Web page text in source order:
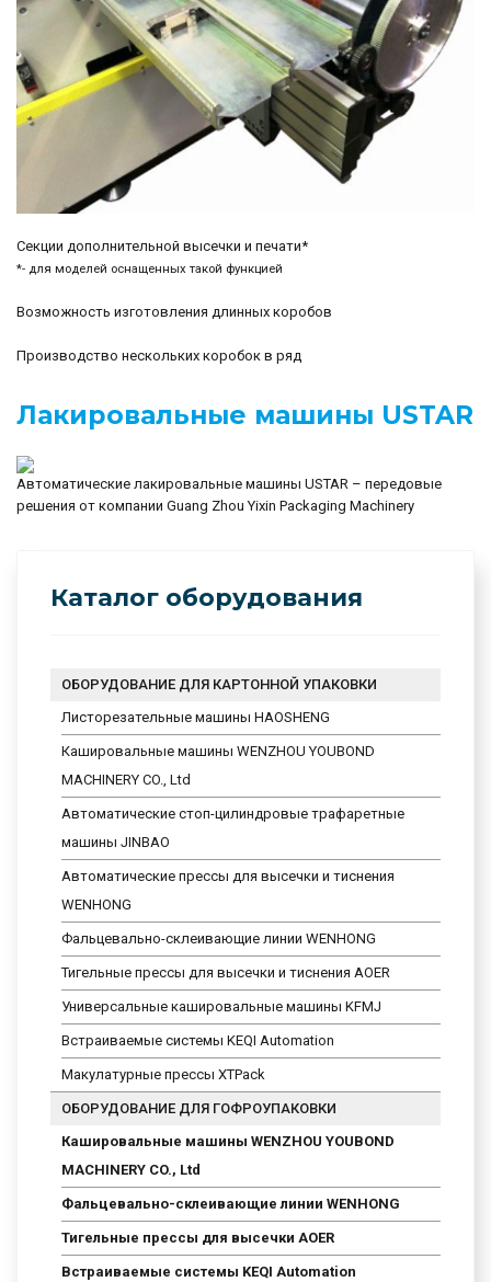
Секции дополнительной высечки и печати*
*- для моделей оснащенных такой функцией
Возможность изготовления длинных коробов
Производство нескольких коробок в ряд
Лакировальные машины USTAR
Автоматические лакировальные машины USTAR – передовые
решения от компании Guang Zhou Yixin Packaging Machinery
Каталог оборудования
ОБОРУДОВАНИЕ ДЛЯ КАРТОННОЙ УПАКОВКИ
Листорезательные машины HAOSHENG
Кашировальные машины WENZHOU YOUBOND
MACHINERY CO., Ltd
Автоматические стоп-цилиндровые трафаретные
машины JINBAO
Автоматические прессы для высечки и тиснения
WENHONG
Фальцевально-склеивающие линии WENHONG
Тигельные прессы для высечки и тиснения AOER
Универсальные кашировальные машины KFMJ
Встраиваемые системы KEQI Automation
Макулатурные прессы XTPack
ОБОРУДОВАНИЕ ДЛЯ ГОФРОУПАКОВКИ
Кашировальные машины WENZHOU YOUBOND
MACHINERY CO., Ltd
Фальцевально-склеивающие линии WENHONG
Тигельные прессы для высечки AOER
Встраиваемые системы KEQI Automation